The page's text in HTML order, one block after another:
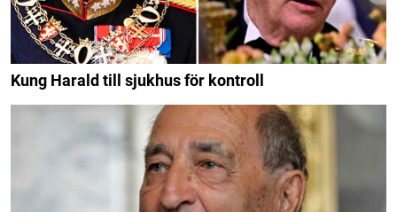
Kung Harald till sjukhus för kontroll